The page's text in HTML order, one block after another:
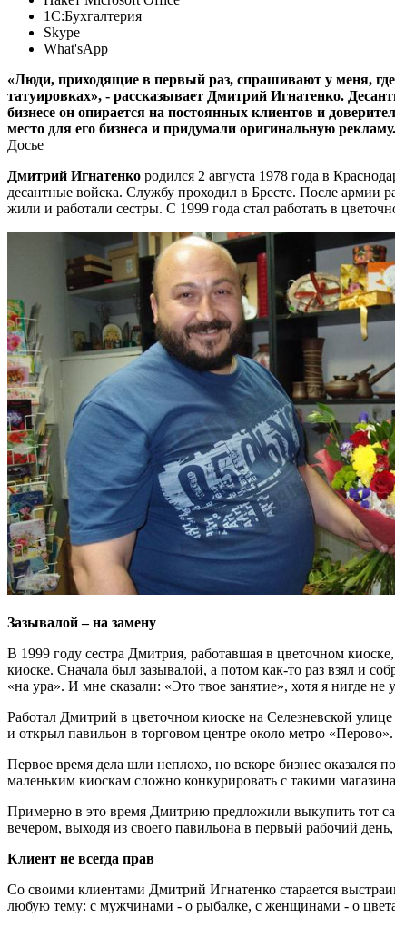
1С:Бухгалтерия
Skype
What'sApp
«Люди, приходящие в первый раз, спрашивают у меня,
татуировках», - рассказывает Дмитрий Игнатенко.
бизнесе он опирается на постоянных клиентов и
место для его бизнеса и придумали оригинальную рекламу.
Досье
Дмитрий Игнатенко родился 2 августа 1978 года в
десантные войска. Службу проходил в Бресте. После армии
жили и работали сестры. С 1999 года стал работать в
Зазывалой – на замену
В 1999 году сестра Дмитрия, работавшая в цветочном
киоске. Сначала был зазывалой, а потом как-то раз взял и
«на ура». И мне сказали: «Это твое занятие», хотя я нигде не
Работал Дмитрий в цветочном киоске на Селезневской
и открыл павильон в торговом центре около метро «Перово».
Первое время дела шли неплохо, но вскоре бизнес оказался
маленьким киоскам сложно конкурировать с такими
Примерно в это время Дмитрию предложили выкупить тот
вечером, выходя из своего павильона в первый рабочий
Клиент не всегда прав
Со своими клиентами Дмитрий Игнатенко старается
любую тему: с мужчинами - о рыбалке, с женщинами - о